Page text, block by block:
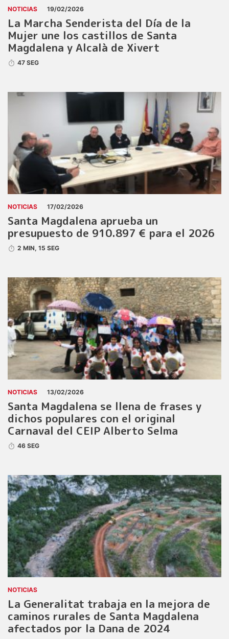
NOTICIAS 19/02/2026
La Marcha Senderista del Día de la
Mujer une los castillos de Santa
Magdalena y Alcalà de Xivert
47 SEG
NOTICIAS 17/02/2026
Santa Magdalena aprueba un
presupuesto de 910.897 € para el 2026
2 MIN, 15 SEG
NOTICIAS 13/02/2026
Santa Magdalena se llena de frases y
dichos populares con el original
Carnaval del CEIP Alberto Selma
46 SEG
NOTICIAS
La Generalitat trabaja en la mejora de
caminos rurales de Santa Magdalena
afectados por la Dana de 2024